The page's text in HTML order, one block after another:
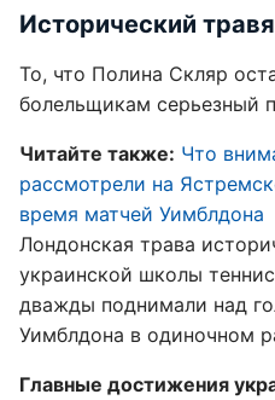
Исторический
То, что Полина Скляр
болельщикам серьезный
Читайте также: Что
рассмотрели на
время матчей Уимблдона
Лондонская трава
украинской школы
дважды поднимали над
Уимблдона в одиночном
Главные достижения